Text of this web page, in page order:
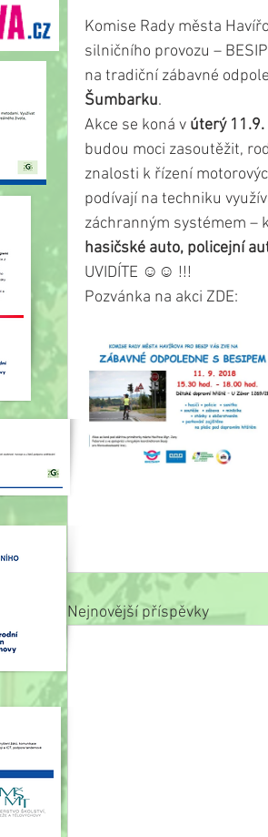
Komise Rady města
silničního provozu –
na tradiční zábavné
Šumbarku.
Akce se koná v úterý
budou moci zasoutěžit,
znalosti k řízení
podívají na techniku
záchranným systémem –
hasičské auto, policejní
UVIDÍTE ☺☺ !!!
Pozvánka na akci ZDE:
Nejnovější příspěvky